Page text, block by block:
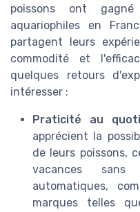
poissons ont
aquariophiles en
partagent leurs
commodité et
quelques retours
intéresser :
Praticité au
apprécient la
de leurs poissons,
vacances sans
automatiques,
marques telles